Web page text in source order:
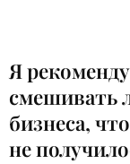
Я
смешивать
бизнеса,
не